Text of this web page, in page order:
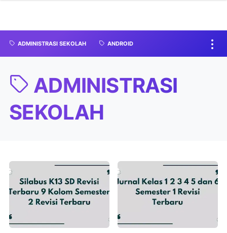
ADMINISTRASI SEKOLAH ANDROID
ADMINISTRASI
SEKOLAH